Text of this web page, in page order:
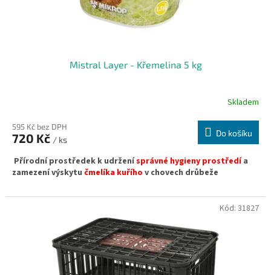
Mistral Layer - Křemelina 5 kg
Skladem
595 Kč bez DPH
720 Kč / ks
Do košíku
Přírodní prostředek k udrženísprávné hygieny prostředí a
zamezení výskytu čmelíka kuřího v chovech drůbeže
Kód: 31827